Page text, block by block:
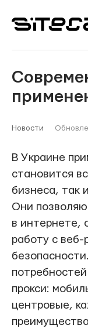
Новости
В Украине
становится
бизнеса, так
Они
в интернете,
работу с веб-
прокси:
центровые,